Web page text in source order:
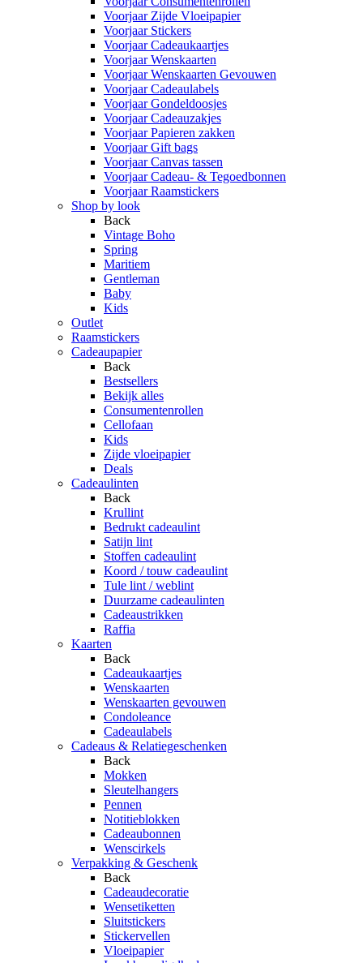
Voorjaar Zijde Vloeipapier
Voorjaar Stickers
Voorjaar Cadeaukaartjes
Voorjaar Wenskaarten
Voorjaar Wenskaarten Gevouwen
Voorjaar Cadeaulabels
Voorjaar Gondeldoosjes
Voorjaar Cadeauzakjes
Voorjaar Papieren zakken
Voorjaar Gift bags
Voorjaar Canvas tassen
Voorjaar Cadeau- & Tegoedbonnen
Voorjaar Raamstickers
Shop by look
Back
Vintage Boho
Spring
Maritiem
Gentleman
Baby
Kids
Outlet
Raamstickers
Cadeaupapier
Back
Bestsellers
Bekijk alles
Consumentenrollen
Cellofaan
Kids
Zijde vloeipapier
Deals
Cadeaulinten
Back
Krullint
Bedrukt cadeaulint
Satijn lint
Stoffen cadeaulint
Koord / touw cadeaulint
Tule lint / weblint
Duurzame cadeaulinten
Cadeaustrikken
Raffia
Kaarten
Back
Cadeaukaartjes
Wenskaarten
Wenskaarten gevouwen
Condoleance
Cadeaulabels
Cadeaus & Relatiegeschenken
Back
Mokken
Sleutelhangers
Pennen
Notitieblokken
Cadeaubonnen
Wenscirkels
Verpakking & Geschenk
Back
Cadeaudecoratie
Wensetiketten
Sluitstickers
Stickervellen
Vloeipapier